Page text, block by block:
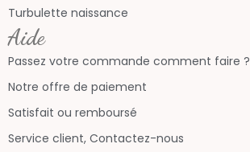
Turbulette naissance
Aide
Passez votre commande comment faire ?
Notre offre de paiement
Satisfait ou remboursé
Service client, Contactez-nous